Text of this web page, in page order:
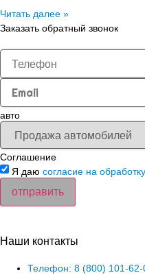
Читать далее »
Заказать обратный звонок
авто
Соглашение
Я даю согласие на
отправить
Наши контакты
Телефон: 8 (800) 101-62-